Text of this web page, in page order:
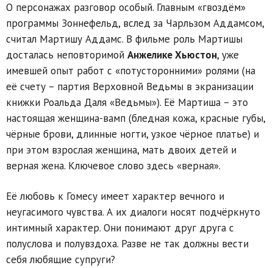
О персонажах разговор особый. Главным «гвоздём»
программы Зоннефельд, вслед за Чарльзом Аддамсом,
считал Мартишу Аддамс. В фильме роль Мартишы
досталась неповторимой Анжелике Хьюстон, уже
имевшей опыт работ с «потусторонними» ролями (на
её счету – партия Верховной Ведьмы в экранизации
книжки Роальда Даля «Ведьмы»). Её Мартиша – это
настоящая женщина-вамп (бледная кожа, красные губы,
чёрные брови, длинные ногти, узкое чёрное платье) и
при этом взрослая женщина, мать двоих детей и
верная жена. Ключевое слово здесь «верная».
Её любовь к Гомесу имеет характер вечного и
неугасимого чувства. А их диалоги носят подчёркнуто
интимный характер. Они понимают друг друга с
полуслова и полувздоха. Разве не так должны вести
себя любящие супруги?